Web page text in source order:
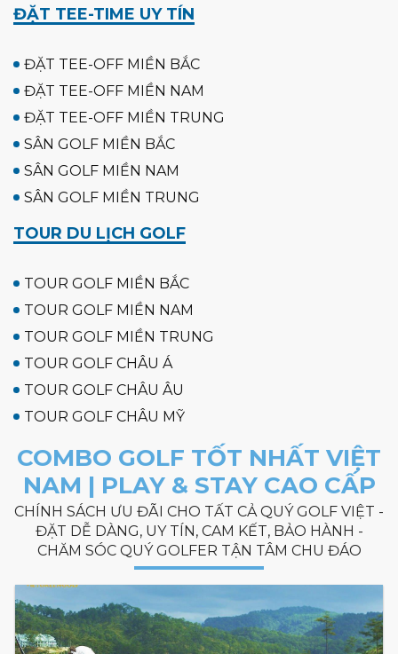
ĐẶT TEE-TIME UY TÍN
ĐẶT TEE-OFF MIỀN BẮC
ĐẶT TEE-OFF MIỀN NAM
ĐẶT TEE-OFF MIỀN TRUNG
SÂN GOLF MIỀN BẮC
SÂN GOLF MIỀN NAM
SÂN GOLF MIỀN TRUNG
TOUR DU LỊCH GOLF
TOUR GOLF MIỀN BẮC
TOUR GOLF MIỀN NAM
TOUR GOLF MIỀN TRUNG
TOUR GOLF CHÂU Á
TOUR GOLF CHÂU ÂU
TOUR GOLF CHÂU MỸ
COMBO GOLF TỐT NHẤT VIỆT
NAM | PLAY & STAY CAO CẤP
CHÍNH SÁCH ƯU ĐÃI CHO TẤT CẢ QUÝ GOLF VIỆT -
ĐẶT DỄ DÀNG, UY TÍN, CAM KẾT, BẢO HÀNH -
CHĂM SÓC QUÝ GOLFER TẬN TÂM CHU ĐÁO